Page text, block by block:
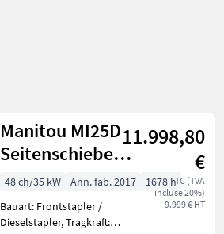
Manitou MI25D
Seitenschieber +
Duplex-
Freihubmast
11.998,80
€
TTC (TVA
incluse 20%)
9.999 € HT
48 ch/35 kW Ann. fab. 2017
1678 h
Bauart: Frontstapler /
Dieselstapler, Tragkraft: